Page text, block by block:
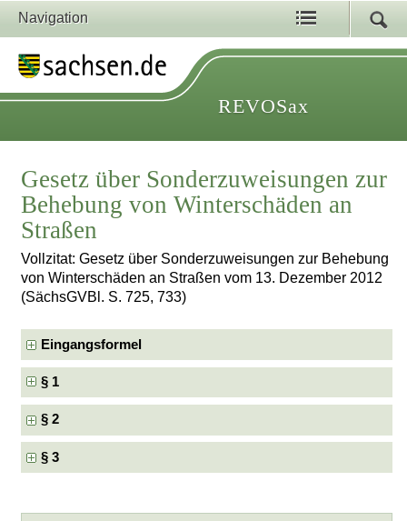
Navigation
REVOSax
Gesetz über Sonderzuweisungen zur
Behebung von Winterschäden an
Straßen
Vollzitat: Gesetz über Sonderzuweisungen zur Behebung
von Winterschäden an Straßen vom 13. Dezember 2012
(SächsGVBl. S. 725, 733)
Eingangsformel
§ 1
§ 2
§ 3